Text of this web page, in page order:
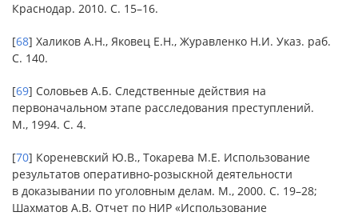
Краснодар. 2010. С. 15–16.
[68] Халиков А.Н., Яковец Е.Н., Журавленко Н.И. Указ. раб.
С. 140.
[69] Соловьев А.Б. Следственные действия на
первоначальном этапе расследования преступлений.
М., 1994. С. 4.
[70] Кореневский Ю.В., Токарева М.Е. Использование
результатов оперативно-розыскной деятельности
в доказывании по уголовным делам. М., 2000. С. 19–28;
Шахматов А.В. Отчет по НИР «Использование